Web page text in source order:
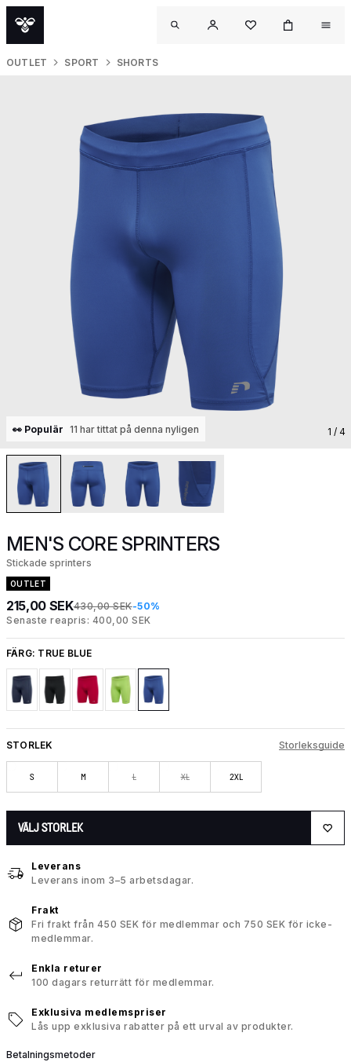
OUTLET SPORT SHORTS
👀 Populär 11 har tittat på denna nyligen 1 / 4
MEN'S CORE SPRINTERS
Stickade sprinters
OUTLET
215,00 SEK430,00 SEK-50%
Senaste reapris: 400,00 SEK
FÄRG: TRUE BLUE
STORLEK Storleksguide
S M L XL 2XL
VÄLJ STORLEK
Leverans
Leverans inom 3–5 arbetsdagar.
Frakt
Fri frakt från 450 SEK för medlemmar och 750 SEK för icke-
medlemmar.
Enkla returer
100 dagars returrätt för medlemmar.
Exklusiva medlemspriser
Lås upp exklusiva rabatter på ett urval av produkter.
Betalningsmetoder